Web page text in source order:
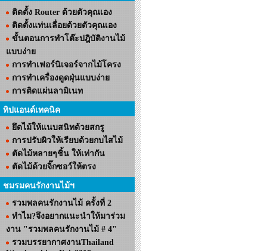
ติดตั้ง Router ด้วยตัวคุณเอง
ติดตั้งแท่นเลื่อยด้วยตัวคุณเอง
ขั้นตอนการทำโต๊ะปฎิบัติงานไม้
แบบง่าย
การทำเฟอร์นิเจอร์จากไม้โครง
การทำเครื่องดูดฝุ่นแบบง่าย
การติดแผ่นลามิเนท
ทิปแอนด์เทคนิค
ยึดไม้ให้แนบสนิทด้วยสกรู
การปรับผิวให้เรียบด้วยกบไสไม้
ตัดไม้หลายๆชิ้น ให้เท่ากัน
ตัดไม้ด้วยจิ๊กซอว์ให้ตรง
ชมรมคนรักงานไม้ฯ
รวมพลคนรักงานไม้ ครั้งที่ 2
ทำไม?จึงอยากแนะนำให้มาร่วม
งาน "รวมพลคนรักงานไม้ # 4"
รวมบรรยากาศงานThailand